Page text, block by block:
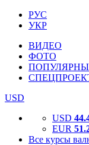
РУС
УКР
ВИДЕО
ФОТО
USD
USD
EUR
Все курсы